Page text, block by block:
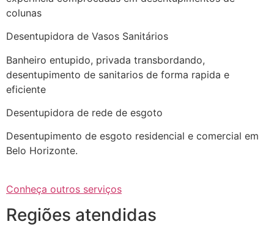
colunas
Desentupidora de Vasos Sanitários
Banheiro entupido, privada transbordando,
desentupimento de sanitarios de forma rapida e
eficiente
Desentupidora de rede de esgoto
Desentupimento de esgoto residencial e comercial em
Belo Horizonte.
Conheça outros serviços
Regiões atendidas